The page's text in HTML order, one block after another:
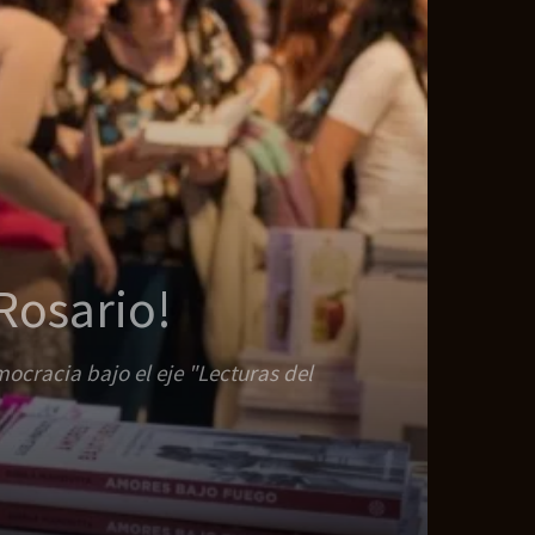
bajo el eje "Lecturas del